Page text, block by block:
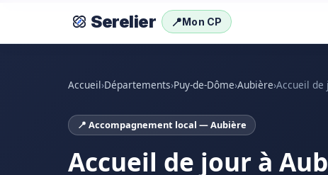
Serelier 📍Mon CP
Accueil›Départements›Puy-de-Dôme›Aubière›Accueil de
📍 Accompagnement local — Aubière
Accueil de jour à